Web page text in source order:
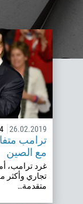
26.02.2019
ترامب
مع الصين
غرد ترامب،
تجاري
متقدمة…